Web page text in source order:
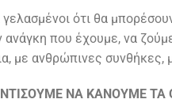
γελασμένοι ότι θα
ανάγκη που έχουμε, να
με ανθρώπινες συνθήκες,
ΝΑ ΚΑΝΟΥΜΕ ΤΑ